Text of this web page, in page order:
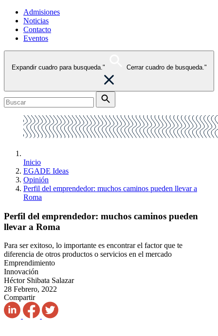
Admisiones
Noticias
Contacto
Eventos
Expandir cuadro para busqueda." Cerrar cuadro de busqueda."
Inicio
EGADE Ideas
Opinión
Perfil del emprendedor: muchos caminos pueden llevar a
Roma
Perfil del emprendedor: muchos caminos pueden
llevar a Roma
Para ser exitoso, lo importante es encontrar el factor que te
diferencia de otros productos o servicios en el mercado
Emprendimiento
Innovación
Héctor Shibata Salazar
28 Febrero, 2022
Compartir